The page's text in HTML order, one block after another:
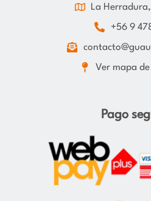
La
+56 9
Ver mapa
Pago